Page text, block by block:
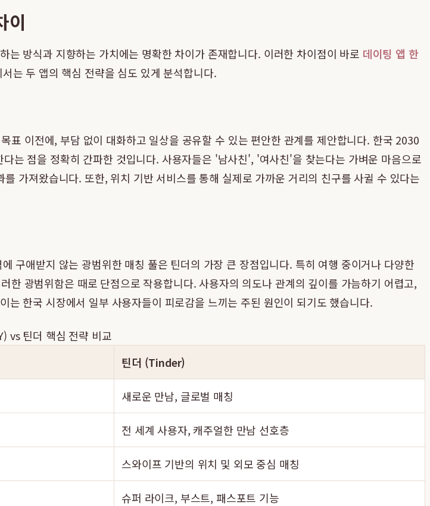
이
방식과 지향하는 가치에는 명확한 차이가 존재합니다. 이러한 차이점이 바로 데이팅 앱 한
는 두 앱의 핵심 전략을 심도 있게 분석합니다.
이전에, 부담 없이 대화하고 일상을 공유할 수 있는 편안한 관계를 제안합니다. 한국 2030
는 점을 정확히 간파한 것입니다. 사용자들은 '남사친', '여사친'을 찾는다는 가벼운 마음으로
가져왔습니다. 또한, 위치 기반 서비스를 통해 실제로 가까운 거리의 친구를 사귈 수 있다는
구애받지 않는 광범위한 매칭 풀은 틴더의 가장 큰 장점입니다. 특히 여행 중이거나 다양한
광범위함은 때로 단점으로 작용합니다. 사용자의 의도나 관계의 깊이를 가늠하기 어렵고,
한국 시장에서 일부 사용자들이 피로감을 느끼는 주된 원인이 되기도 했습니다.
vs 틴더 핵심 전략 비교
틴더 (Tinder)
새로운 만남, 글로벌 매칭
전 세계 사용자, 캐주얼한 만남 선호층
스와이프 기반의 위치 및 외모 중심 매칭
슈퍼 라이크, 부스트, 패스포트 기능